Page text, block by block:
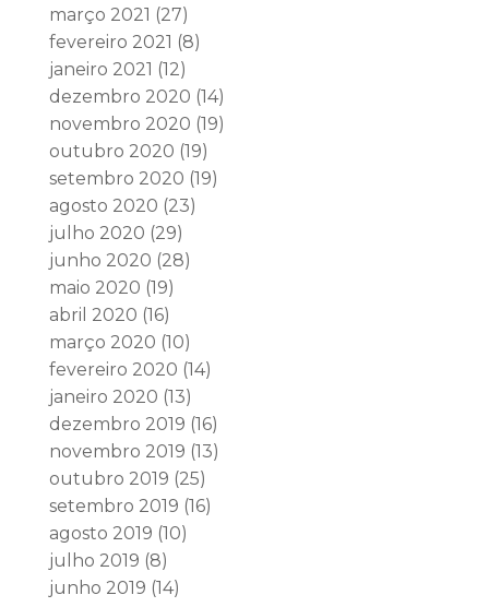
março 2021 (27)
fevereiro 2021 (8)
janeiro 2021 (12)
dezembro 2020 (14)
novembro 2020 (19)
outubro 2020 (19)
setembro 2020 (19)
agosto 2020 (23)
julho 2020 (29)
junho 2020 (28)
maio 2020 (19)
abril 2020 (16)
março 2020 (10)
fevereiro 2020 (14)
janeiro 2020 (13)
dezembro 2019 (16)
novembro 2019 (13)
outubro 2019 (25)
setembro 2019 (16)
agosto 2019 (10)
julho 2019 (8)
junho 2019 (14)